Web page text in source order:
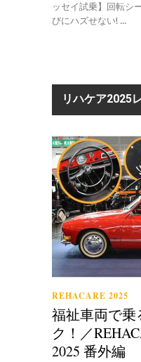
ッセイ試乗】回転シ
びにハズせない! ...
リハケア2025
REHACARE 2025
福祉車両で乗
ク！／
2025 番外編